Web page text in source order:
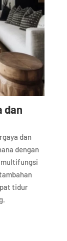
dan
dan
dengan
multifungsi
tidur